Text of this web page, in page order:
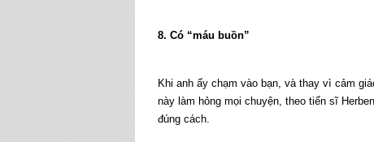
8. Có “máu buồn”
Khi anh ấy chạm vào bạn, và thay vì cảm
này làm hỏng mọi chuyện, theo tiến sĩ
đúng cách.